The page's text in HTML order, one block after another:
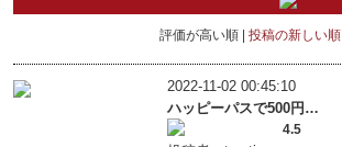
評価が高い順 投稿の新しい順
2022-11-02 00:45:10
ハッピーパスで500円…
4.5